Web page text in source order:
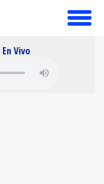
toggle
En Vivo